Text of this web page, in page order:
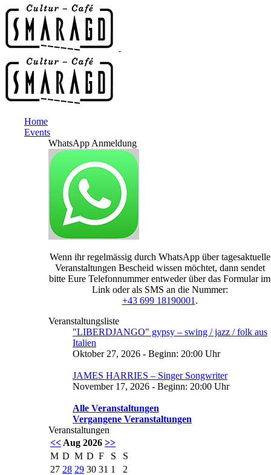
Home
Events
WhatsApp Anmeldung
Wenn ihr regelmässig durch WhatsApp über tagesaktuelle
Veranstaltungen Bescheid wissen möchtet, dann sendet
bitte Eure Telefonnummer entweder über das Formular im
Link oder als SMS an die Nummer:
+43 699 18190001 .
Veranstaltungsliste
"LIBERDJANGO" gypsy – swing / jazz / folk aus
Italien
Oktober 27, 2026 - Beginn: 20:00 Uhr
JAMES HARRIES – Singer Songwriter
November 17, 2026 - Beginn: 20:00 Uhr
Alle Veranstaltungen
Vergangene Veranstaltungen
Veranstaltungen
<< Aug 2026 >>
M D M D F S
S
27 28 29 30 31 1
2